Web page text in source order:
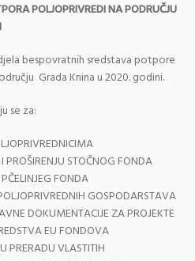
POLJOPRIVREDI NA PODRUČJU
bespovratnih sredstava potpore
Grada Knina u 2020. godini.
se za:
STOČNOG FONDA
FONDA
GOSPODARSTAVA
DOKUMENTACIJE ZA PROJEKTE
EU FONDOVA
PRERADU VLASTITIH